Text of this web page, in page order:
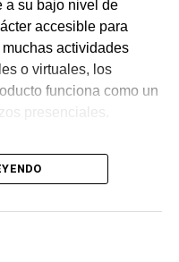
comunidad.
a su bajo nivel de
accesible para
actividades
o virtuales, los
funciona como un
presenciales.
y